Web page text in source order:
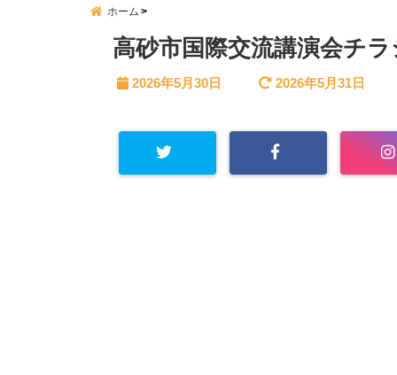
ホーム
高砂市国際交流講演会チラ
2026年5月30日 2026年5月31日